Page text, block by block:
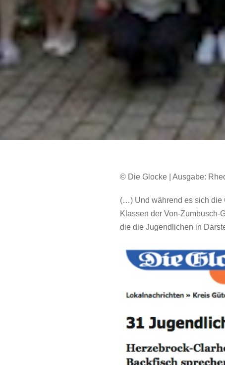
© Die Glocke | Ausgabe:
(…) Und während es sich die
Klassen der Von-Zumbusch-
die die Jugendlichen in